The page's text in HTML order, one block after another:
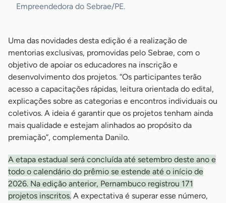
Empreendedora do Sebrae/PE.
Uma das novidades desta edição é a realização de
mentorias exclusivas, promovidas pelo Sebrae, com o
objetivo de apoiar os educadores na inscrição e
desenvolvimento dos projetos. “Os participantes terão
acesso a capacitações rápidas, leitura orientada do edital,
explicações sobre as categorias e encontros individuais ou
coletivos. A ideia é garantir que os projetos tenham ainda
mais qualidade e estejam alinhados ao propósito da
premiação”, complementa Danilo.
A etapa estadual será concluída até setembro deste ano e
todo o calendário do prêmio se estende até o início de
2026. Na edição anterior, Pernambuco registrou 171
projetos inscritos. A expectativa é superar esse número,